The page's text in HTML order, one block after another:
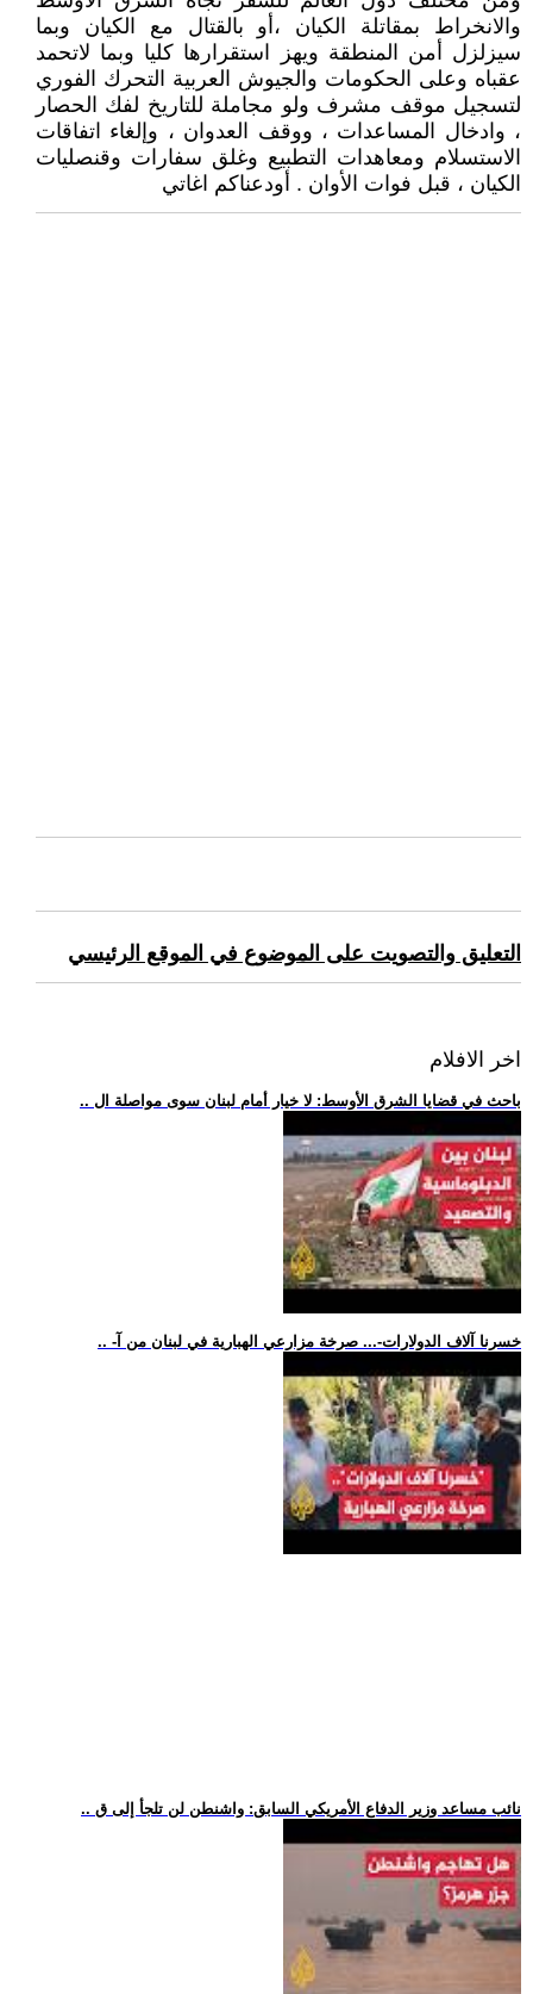
والانخراط بمقاتلة الكيان ،أو بالقتال مع الكيان وبما
سيزلزل أمن المنطقة ويهز استقرارها كليا وبما لاتحمد
عقباه وعلى الحكومات والجيوش العربية التحرك الفوري
لتسجيل موقف مشرف ولو مجاملة للتاريخ لفك الحصار
، وادخال المساعدات ، ووقف العدوان ، وإلغاء اتفاقات
الاستسلام ومعاهدات التطبيع وغلق سفارات وقنصليات
الكيان ، قبل فوات الأوان . أودعناكم اغاتي
التعليق والتصويت على الموضوع في الموقع الرئيسي
اخر الافلام
.. باحث في قضايا الشرق الأوسط: لا خيار أمام لبنان سوى مواصلة ال
.. -خسرنا آلاف الدولارات-... صرخة مزارعي الهبارية في لبنان من آ
.. نائب مساعد وزير الدفاع الأمريكي السابق: واشنطن لن تلجأ إلى ق